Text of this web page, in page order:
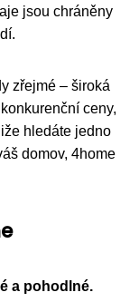
jsou chráněny
zřejmé – široká
ceny,
hledáte jedno
domov, 4home
a pohodlné.